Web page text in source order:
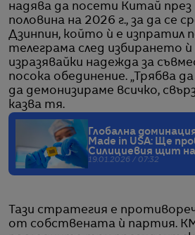
надява да посети Китай
половина на 2026 г., за да се
Дзинпин, който ѝ е изпратил
телеграма след избирането
изразявайки надежда за
посока обединение. „Трябва
да демонизираме всичко,
казва тя.
Глобална
Made in USA: Ще
Силициевия щит на
19.01.2026 / 07:32
Тази стратегия е
от собствената ѝ партия.